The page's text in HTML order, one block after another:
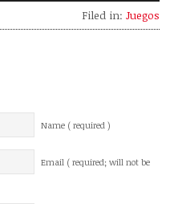
Filed in: Juegos
Name ( required )
Email ( required; will not be